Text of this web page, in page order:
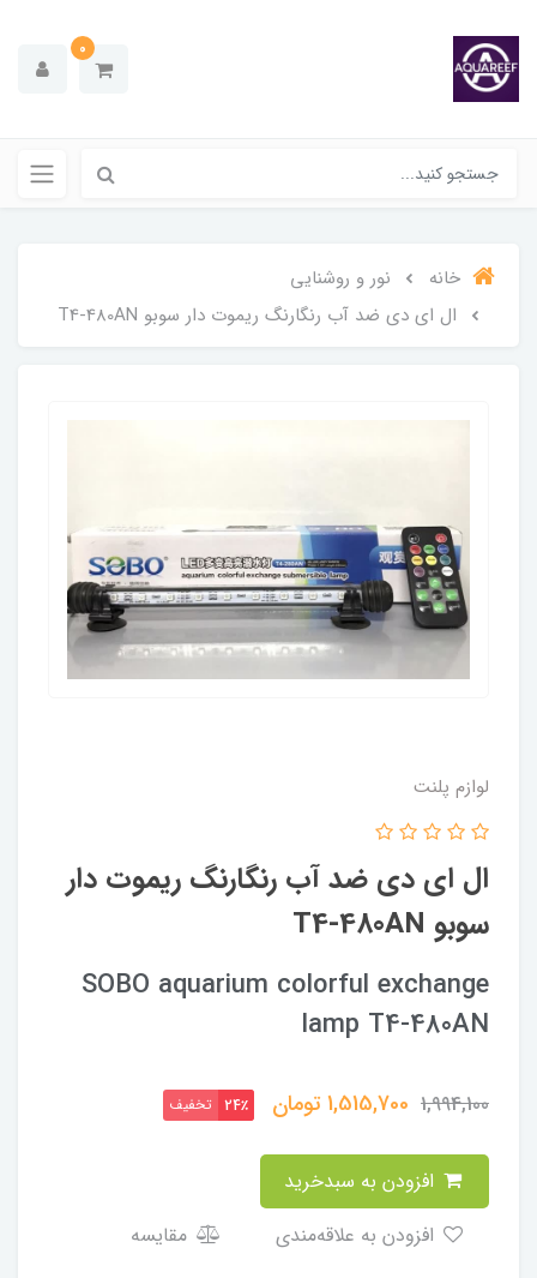
0
خانه
نور و روشنایی
ال ای دی ضد آب رنگارنگ ریموت دار سوبو T4-480AN
لوازم پلنت
ال ای دی ضد آب رنگارنگ ریموت دار
سوبو T4-480AN
SOBO aquarium colorful exchange
lamp T4-480AN
1,994,100
1,515,700تومان 24٪ تخفیف
مقایسه